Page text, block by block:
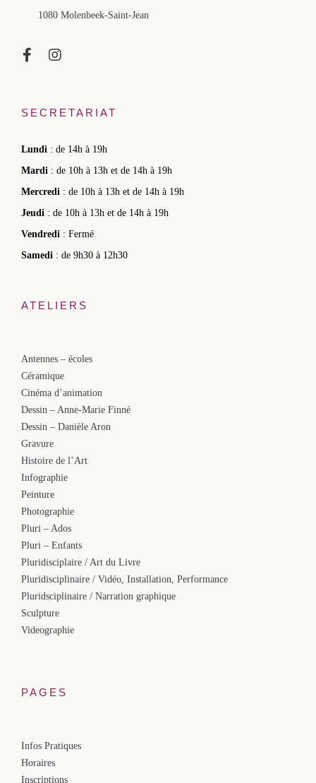
1080 Molenbeek-Saint-Jean
SECRETARIAT
Lundi : de 14h à 19h
Mardi : de 10h à 13h et de 14h à 19h
Mercredi : de 10h à 13h et de 14h à 19h
Jeudi : de 10h à 13h et de 14h à 19h
Vendredi : Fermé
Samedi : de 9h30 à 12h30
ATELIERS
Antennes – écoles
Céramique
Cinéma d’animation
Dessin – Anne-Marie Finné
Dessin – Danièle Aron
Gravure
Histoire de l’Art
Infographie
Peinture
Photographie
Pluri – Ados
Pluri – Enfants
Pluridisciplaire / Art du Livre
Pluridisciplinaire / Vidéo, Installation, Performance
Pluridsciplinaire / Narration graphique
Sculpture
Videographie
PAGES
Infos Pratiques
Horaires
Inscriptions